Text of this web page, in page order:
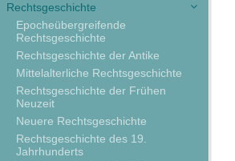
Rechtsgeschichte
Epocheübergreifende
Rechtsgeschichte
Rechtsgeschichte der Antike
Mittelalterliche Rechtsgeschichte
Rechtsgeschichte der Frühen
Neuzeit
Neuere Rechtsgeschichte
Rechtsgeschichte des 19.
Jahrhunderts